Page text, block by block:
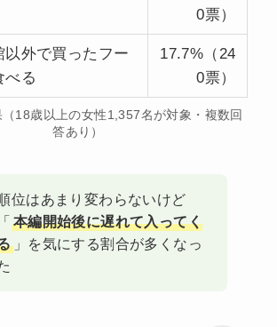
0票）
以外で買ったフー
べる
17.7%（24
0票）
18歳以上の女性1,357名が対象・複数回
答あり）
位はあまり変わらないけど
「 本編開始後に遅れて入ってく
」を気にする割合が多くなっ